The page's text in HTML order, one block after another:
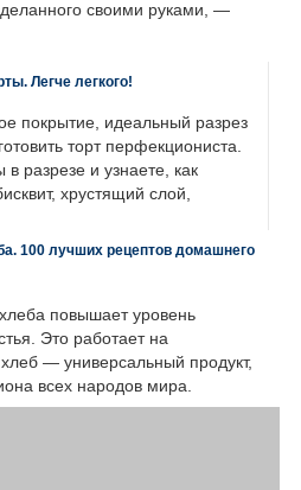
своими руками, —
Легче легкого!
покрытие, идеальный разрез
торт перфекциониста.
разрезе и узнаете, как
хрустящий слой,
100 лучших рецептов домашнего
повышает уровень
Это работает на
— универсальный продукт,
всех народов мира.